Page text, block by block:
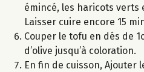
émincé, les haricots verts
Laisser cuire encore 15
Couper le tofu en dés de
d’olive jusqu’à coloration.
En fin de cuisson, Ajouter